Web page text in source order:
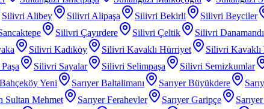
Silivri Alibey Silivri Alipaşa Silivri Bekirli Silivri Beyciler
Silivri Çayırdere Silivri Çeltik Silivri
Silivri Kadıköy Silivri Kavaklı Hürriyet Silivri Kavaklı
Silivri Sayalar Silivri Selimpaşa Silivri Semizkumlar
Yeni Sarıyer Baltalimanı Sarıyer Büyükdere
Sultan Mehmet Sarıyer Ferahevler Sarıyer Garipçe